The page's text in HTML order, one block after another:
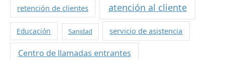
retención de clientes atención al cliente
Educación Sanidad servicio de asistencia
Centro de llamadas entrantes